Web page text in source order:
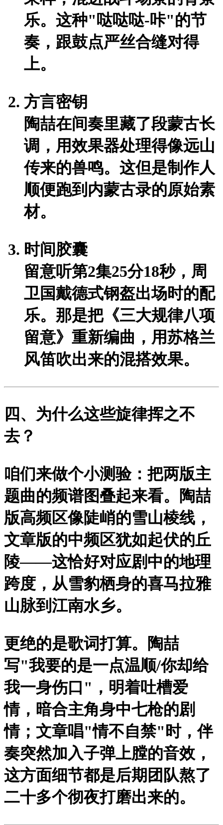
乐。这种"哒哒哒-咔"的节
奏，跟鼓点严丝合缝对得
上。
方言密钥
陶喆在间奏里藏了段蒙古长
调，用效果器处理得像远山
传来的兽鸣。这但是制作人
顺便跑到内蒙古录的原始素
材。
时间胶囊
留意听第2集25分18秒，周
卫国戴德式钢盔出场时的配
乐。那是把《三大规律八项
留意》重新编曲，用苏格兰
风笛吹出来的混搭效果。
四、为什么这些旋律挥之不
去？
咱们来做个小测验：把两版主
题曲的频谱图叠起来看。陶喆
版高频区像陡峭的雪山棱线，
文章版的中频区犹如起伏的丘
陵——这恰好对应剧中的地理
跨度，从雪豹栖身的喜马拉雅
山脉到江南水乡。
更绝的是歌词打算。陶喆
写"我要的是一点温顺/你却给
我一身伤口"，明着吐槽爱
情，暗合主角身中七枪的剧
情；文章唱"情不自禁"时，伴
奏突然加入子弹上膛的音效，
这方面细节都是后期团队熬了
二十多个彻夜打磨出来的。